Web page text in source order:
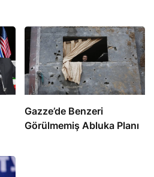
​​​​​​​Gazze’de Benzeri
Görülmemiş Abluka Planı